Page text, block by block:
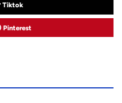
Tiktok
Pinterest